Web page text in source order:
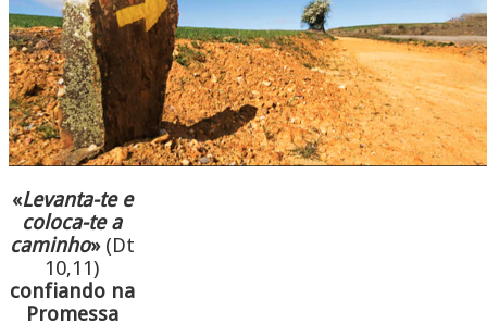
«Levanta-te e
coloca-te a
caminho»(Dt
10,11)
confiando na
Promessa